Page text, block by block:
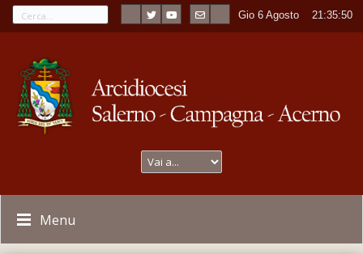
Gio 6 Agosto ----21:35:50
Menu